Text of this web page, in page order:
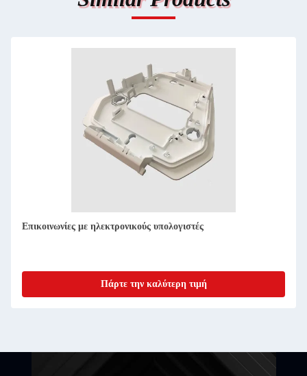
Ανάπτυξη πρωτοτύπου έξυπνου ηλεκτρονικού προϊόντος
Πάρτε την καλύτερη τιμή